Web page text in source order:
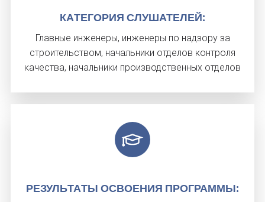
КА­ТЕГО­РИЯ СЛУ­ШАТЕ­ЛЕЙ:
Главные инженеры, инженеры по надзору за
строительством, начальники отделов контроля
качества, начальники производственных отделов
РЕ­ЗУЛЬ­ТА­ТЫ ОС­ВО­ЕНИЯ ПРОГ­РАММЫ: